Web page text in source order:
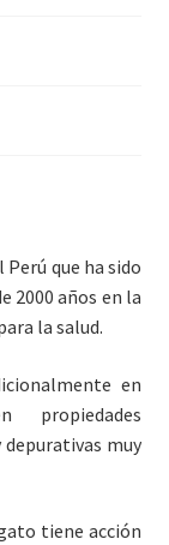
que ha sido
2000 años en la
la salud.
en
muy
tiene acción